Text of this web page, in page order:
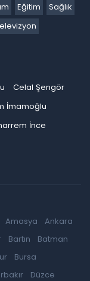
Eğitim
Sağlık
Celal Şengör
İmamoğlu
İnce
Amasya
Ankara
Bartın
Batman
Bursa
Düzce